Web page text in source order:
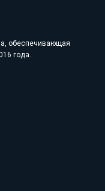
обеспечивающая
года.